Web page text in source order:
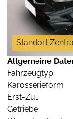
Standort
Allgemeine
Fahrzeugtyp
Karosserieform
Erst-Zul.
Getriebe